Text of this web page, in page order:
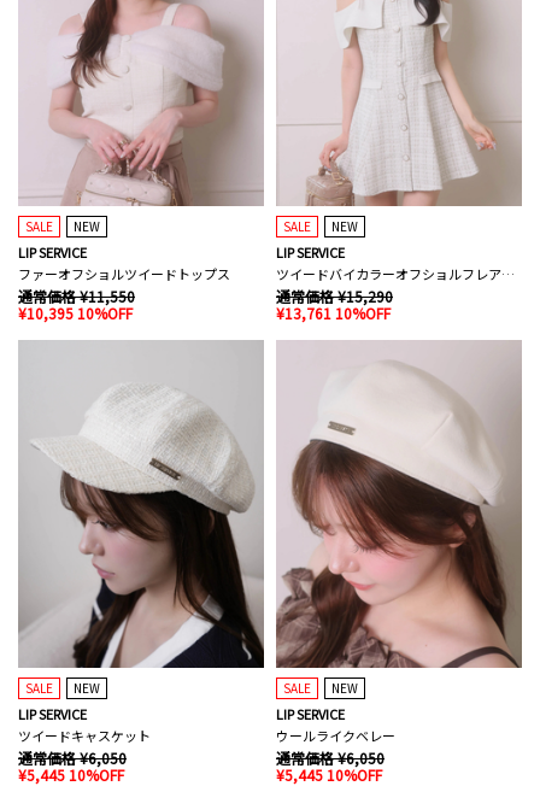
SALE NEW
LIP SERVICE
ファーオフショルツイードトップス
通常価格 ¥11,550
¥10,395 10%OFF
SALE NEW
LIP SERVICE
ツイードバイカラーオフショルフレアワンピース
通常価格 ¥15,290
¥13,761 10%OFF
SALE NEW
LIP SERVICE
ツイードキャスケット
通常価格 ¥6,050
¥5,445 10%OFF
SALE NEW
LIP SERVICE
ウールライクベレー
通常価格 ¥6,050
¥5,445 10%OFF